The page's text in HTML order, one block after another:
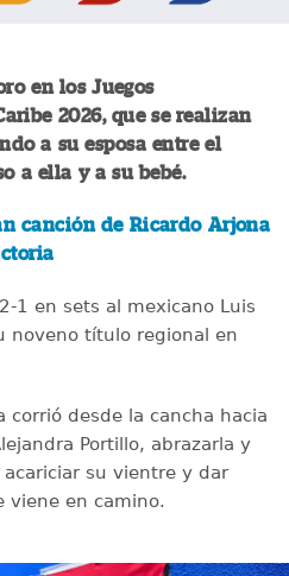
en los Juegos
2026, que se realizan
a su esposa entre el
a ella y a su bebé.
canción de Ricardo Arjona
1 en sets al mexicano Luis
noveno título regional en
corrió desde la cancha hacia
Portillo, abrazarla y
su vientre y dar
viene en camino.